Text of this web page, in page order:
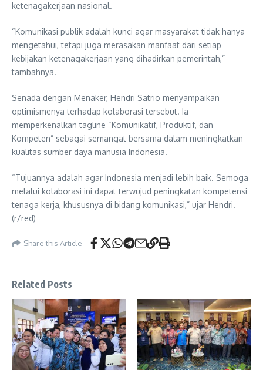
ketenagakerjaan nasional.
“Komunikasi publik adalah kunci agar masyarakat tidak hanya
mengetahui, tetapi juga merasakan manfaat dari setiap
kebijakan ketenagakerjaan yang dihadirkan pemerintah,”
tambahnya.
Senada dengan Menaker, Hendri Satrio menyampaikan
optimismenya terhadap kolaborasi tersebut. Ia
memperkenalkan tagline “Komunikatif, Produktif, dan
Kompeten” sebagai semangat bersama dalam meningkatkan
kualitas sumber daya manusia Indonesia.
“Tujuannya adalah agar Indonesia menjadi lebih baik. Semoga
melalui kolaborasi ini dapat terwujud peningkatan kompetensi
tenaga kerja, khususnya di bidang komunikasi,” ujar Hendri.
(r/red)
Share this Article
Related Posts